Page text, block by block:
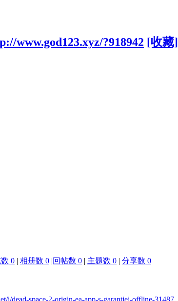
www.god123.xyz/?918942 [收藏]
0 | 相册数 0 |回帖数 0 | 主题数 0 | 分享数 0
i/dead-space-2-origin-ea-app-s-garantiej-offline-31487